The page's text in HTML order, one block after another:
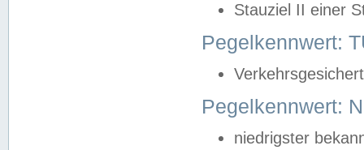
Stauziel II einer
Pegelkennwert:
Pegelkennwert:
niedrigster